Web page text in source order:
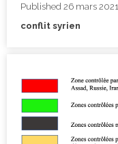
Published 26 mars 2021
conflit syrien